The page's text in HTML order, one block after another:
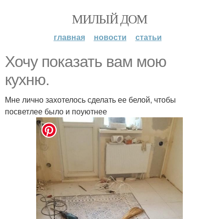
МИЛЫЙ ДОМ
главная новости статьи
Хочу показать вам мою
кухню.
Мне лично захотелось сделать ее белой, чтобы
посветлее было и поуютнее